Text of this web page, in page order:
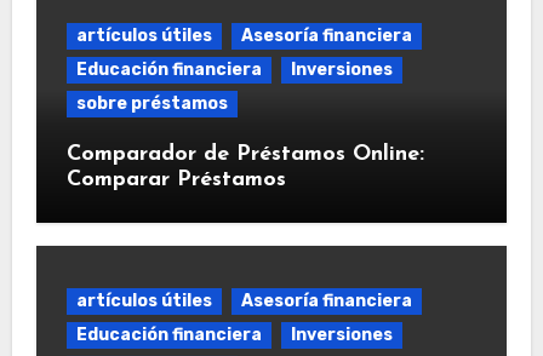
artículos útiles
Asesoría financiera
Educación financiera
Inversiones
sobre préstamos
Comparador de Préstamos Online:
Comparar Préstamos
artículos útiles
Asesoría financiera
Educación financiera
Inversiones